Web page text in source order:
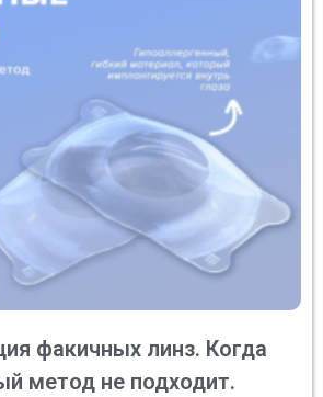
факичных линз. Когда
метод не подходит.